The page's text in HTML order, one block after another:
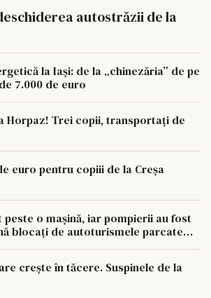
autostrăzii de la
la Iași: de la „chinezăria” de pe
7.000 de euro
Horpaz! Trei copii, transportați de
euro pentru copiii de la Creșa
peste o mașină, iar pompierii au fost
blocați de autoturismele parcate
crește în tăcere. Suspinele de la